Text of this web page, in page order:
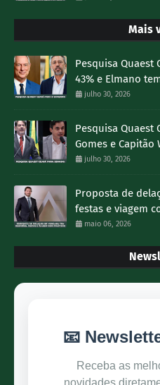
Mais
Pesquisa Quaest
43% e Elmano
julho 30, 2026
Pesquisa Quaest
Gomes e Capitão
julho 30, 2026
Proposta de
festas e viagem
maio 06, 2026